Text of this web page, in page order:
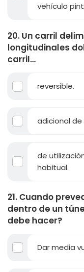
vehículo
20. Un carril
longitudinales
carril...
reversible.
adicional de
de
habitual.
21. Cuando
dentro de un
debe hacer?
Dar media